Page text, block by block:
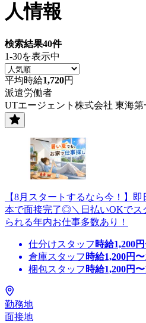
人情報
検索結果40件
1-30を表示中
平均時給1,720円
派遣労働者
UTエージェント株式会社 東海第
【8月スタートするなら今！】
本で面接完了◎＼日払いOKでス
られる年内お仕事多数あり！
仕分けスタッフ 時給1,200
倉庫スタッフ 時給1,200円〜
梱包スタッフ 時給1,200円〜
勤務地
面接地